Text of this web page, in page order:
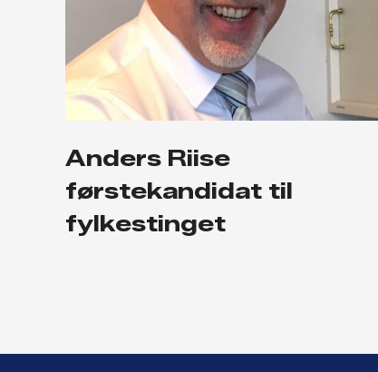
Anders Riise
førstekandidat til
fylkestinget